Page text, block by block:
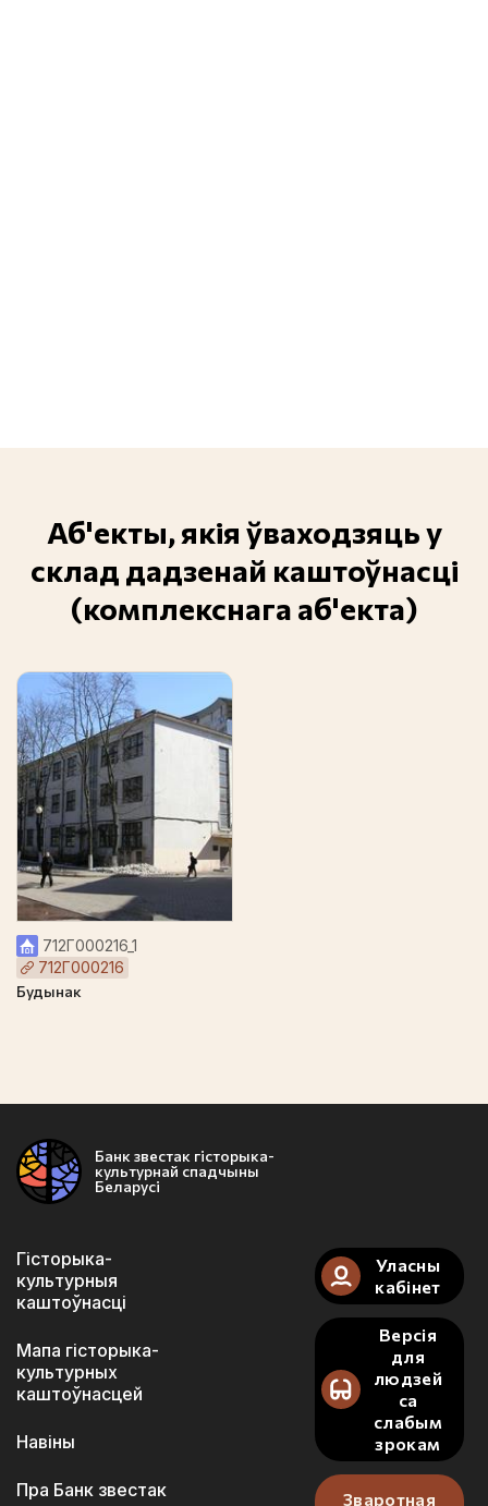
Аб'екты, якія ўваходзяць у
склад дадзенай каштоўнасці
(комплекснага аб'екта)
712Г000216_1
712Г000216
Будынак
Банк звестак гісторыка-
культурнай спадчыны
Беларусі
Гісторыка-
культурныя
каштоўнасці
Мапа гісторыка-
культурных
каштоўнасцей
Навіны
Пра Банк звестак
Уласны
кабінет
Версія
для
людзей
са
слабым
зрокам
Зваротная